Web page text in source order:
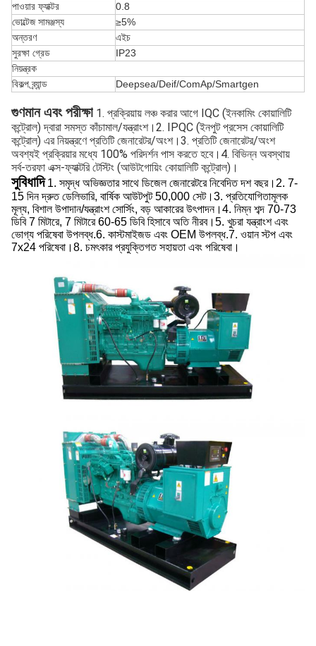
পাওয়ার ফ্যাক্টর
0.8
ভোল্টেজ সামঞ্জস্য
≥5%
অন্তরণ
এইচ
সুরক্ষা গ্রেড
IP23
নিয়ন্ত্রক
বিকল্প ব্র্যান্ড
Deepsea/Deif/ComAp/Smartgen
গুণমান এবং পরীক্ষা 1. প্রক্রিয়ায় লঞ্চ করার আগে IQC (ইনকামিং কোয়ালিটি
কন্ট্রোল) দ্বারা সমস্ত কাঁচামাল/যন্ত্রাংশ।2. IPQC (ইনপুট প্রসেস কোয়ালিটি
কন্ট্রোল) এর নিয়ন্ত্রণে প্রতিটি জেনারেটর/অংশ।3. প্রতিটি জেনারেটর/অংশ
অবশ্যই প্রক্রিয়ার মধ্যে 100% পরিদর্শন পাস করতে হবে।4. বিভিন্ন অবস্থায়
সর্ব-তরফা এক্স-ফ্যাক্টরি টেস্টিং (আউটগোয়িং কোয়ালিটি কন্ট্রোল)।
সুবিধাদি 1. সমৃদ্ধ অভিজ্ঞতার সাথে ডিজেল জেনারেটরে নিবেদিত দশ বছর।2. 7-
15 দিন দ্রুত ডেলিভারি, বার্ষিক আউটপুট 50,000 সেট।3. প্রতিযোগিতামূলক
মূল্য, বিশাল উপাদান/যন্ত্রাংশ সোর্সিং, বড় আকারের উৎপাদন।4. নিম্ন শব্দ 70-73
ডিবি 7 মিটারে, 7 মিটারে 60-65 ডিবি হিসাবে অতি নীরব।5. খুচরা যন্ত্রাংশ এবং
ভোগ্য পরিষেবা উপলব্ধ.6. কাস্টমাইজড এবং OEM উপলব্ধ.7. ওয়ান স্টপ এবং
7x24 পরিষেবা।8. চমৎকার প্রযুক্তিগত সহায়তা এবং পরিষেবা।